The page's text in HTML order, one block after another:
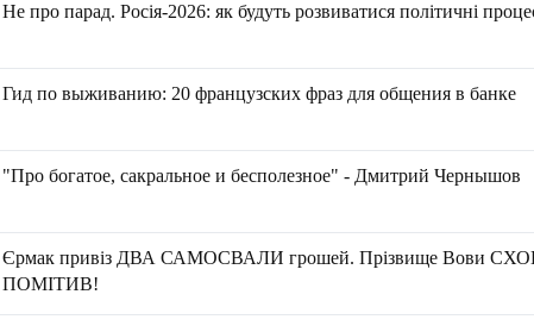
Не про парад. Росія-2026: як будуть розвиватися політичні
Гид по выживанию: 20 французских фраз для общения в банке
"Про богатое, сакральное и бесполезное" - Дмитрий Чернышов
Єрмак привіз ДВА САМОСВАЛИ грошей. Прізвище Вови
ПОМІТИВ!